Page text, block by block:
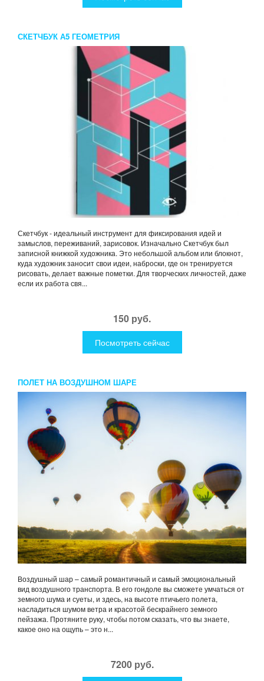
СКЕТЧБУК А5 ГЕОМЕТРИЯ
Скетчбук - идеальный инструмент для фиксирования идей и
замыслов, переживаний, зарисовок. Изначально Скетчбук был
записной книжкой художника. Это небольшой альбом или блокнот,
куда художник заносит свои идеи, наброски, где он тренируется
рисовать, делает важные пометки. Для творческих личностей, даже
если их работа свя...
150 руб.
Посмотреть сейчас
ПОЛЕТ НА ВОЗДУШНОМ ШАРЕ
Воздушный шар – самый романтичный и самый эмоциональный
вид воздушного транспорта. В его гондоле вы сможете умчаться от
земного шума и суеты, и здесь, на высоте птичьего полета,
насладиться шумом ветра и красотой бескрайнего земного
пейзажа. Протяните руку, чтобы потом сказать, что вы знаете,
какое оно на ощупь – это н...
7200 руб.